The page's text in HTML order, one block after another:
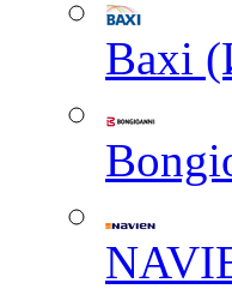
Baxi